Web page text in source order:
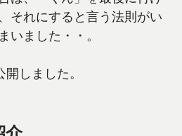
それにすると言う法則がい
いました・・。
しました。